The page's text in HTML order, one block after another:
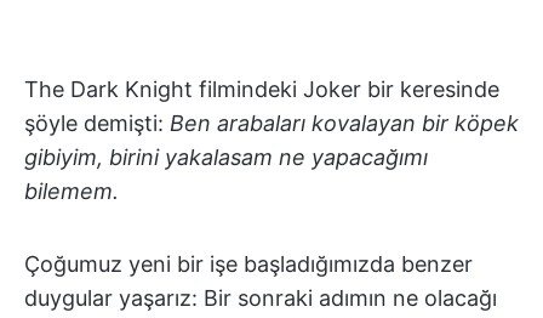
The Dark Knight filmindeki Joker bir keresinde
şöyle demişti: Ben arabaları kovalayan bir köpek
gibiyim, birini yakalasam ne yapacağımı
bilemem.
Çoğumuz yeni bir işe başladığımızda benzer
duygular yaşarız: Bir sonraki adımın ne olacağı